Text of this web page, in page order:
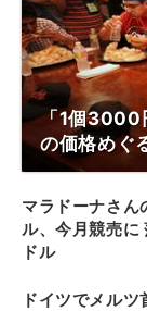
「1個3000
の価格めぐ
マラドーナさん
ル、今月競売に
ドル
ドイツでメル